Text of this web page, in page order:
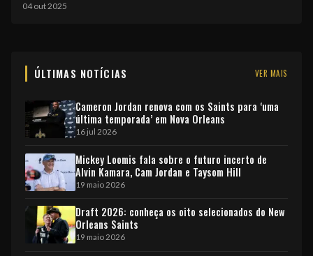
04 out 2025
ÚLTIMAS NOTÍCIAS VER MAIS
Cameron Jordan renova com os Saints para ‘uma
última temporada’ em Nova Orleans
16 jul 2026
Mickey Loomis fala sobre o futuro incerto de
Alvin Kamara, Cam Jordan e Taysom Hill
19 maio 2026
Draft 2026: conheça os oito selecionados do New
Orleans Saints
19 maio 2026